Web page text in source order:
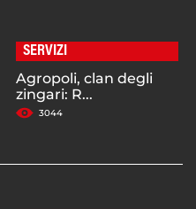
SERVIZI
Agropoli, clan degli
zingari: R...
3044